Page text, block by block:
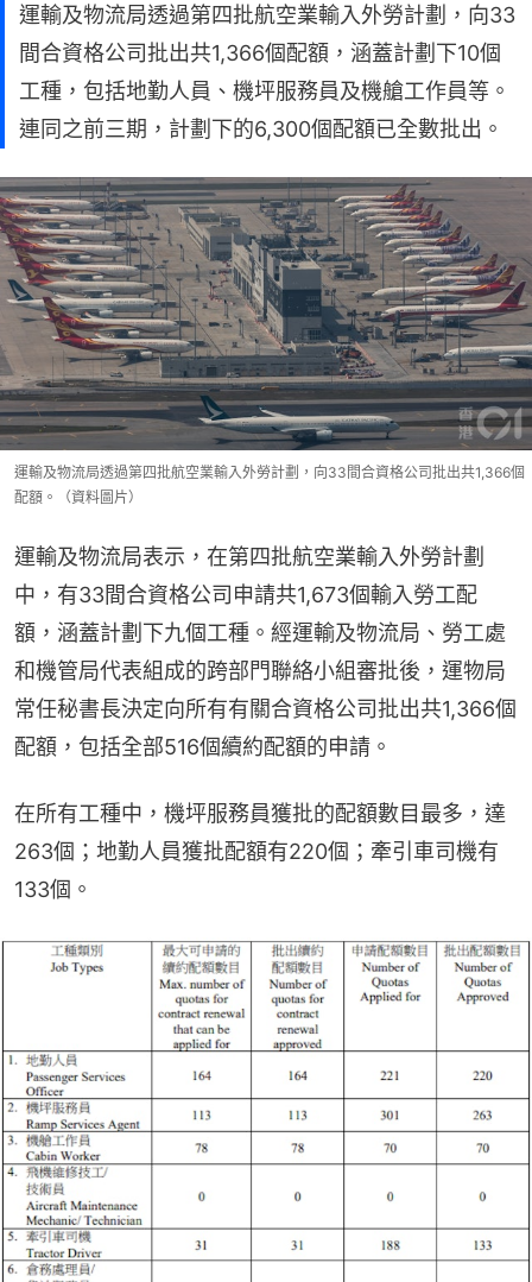
運輸及物流局透過第四批航空業輸入外勞計劃，向33
間合資格公司批出共1,366個配額，涵蓋計劃下10個
工種，包括地勤人員、機坪服務員及機艙工作員等。
連同之前三期，計劃下的6,300個配額已全數批出。
運輸及物流局透過第四批航空業輸入外勞計劃，向33間合資格公司批出共1,366個
配額。（資料圖片）
運輸及物流局表示，在第四批航空業輸入外勞計劃
中，有33間合資格公司申請共1,673個輸入勞工配
額，涵蓋計劃下九個工種。經運輸及物流局、勞工處
和機管局代表組成的跨部門聯絡小組審批後，運物局
常任秘書長決定向所有有關合資格公司批出共1,366個
配額，包括全部516個續約配額的申請。
在所有工種中，機坪服務員獲批的配額數目最多，達
263個；地勤人員獲批配額有220個；牽引車司機有
133個。